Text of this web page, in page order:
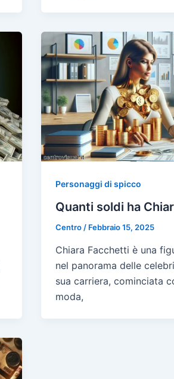
Personaggi di spicco
Quanti soldi ha
Centro/ Febbraio 15, 2025
Chiara Facchetti è una
nel panorama delle
sua carriera, cominciata
moda,